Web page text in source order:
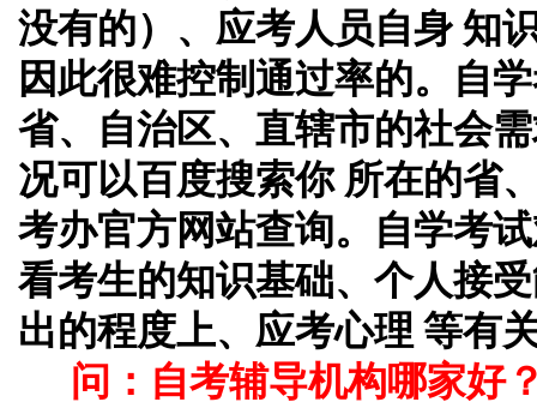
没有的）、应考人员自身 知
因此很难控制通过率的。自
省、自治区、直辖市的社会
况可以百度搜索你 所在的省
考办官方网站查询。自学考
看考生的知识基础、个人接
出的程度上、应考心理 等有
问：自考辅导机构哪家好